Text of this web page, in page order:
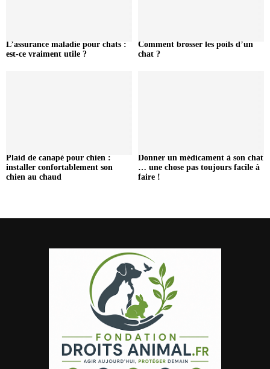
L’assurance maladie pour chats :
est-ce vraiment utile ?
Comment brosser les poils d’un
chat ?
Plaid de canapé pour chien :
installer confortablement son
chien au chaud
Donner un médicament à son chat
… une chose pas toujours facile à
faire !